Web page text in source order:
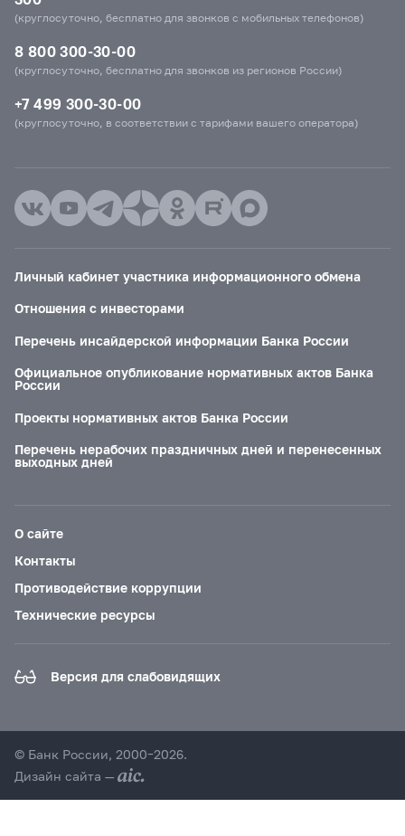
(круглосуточно, бесплатно для звонков с мобильных телефонов)
8 800 300-30-00
(круглосуточно, бесплатно для звонков из регионов России)
+7 499 300-30-00
(круглосуточно, в соответствии с тарифами вашего оператора)
Личный кабинет участника информационного обмена
Отношения с инвесторами
Перечень инсайдерской информации Банка России
Официальное опубликование нормативных актов Банка
России
Проекты нормативных актов Банка России
Перечень нерабочих праздничных дней и перенесенных
выходных дней
О сайте
Контакты
Противодействие коррупции
Технические ресурсы
Версия для слабовидящих
© Банк России, 2000–2026.
Дизайн сайта —